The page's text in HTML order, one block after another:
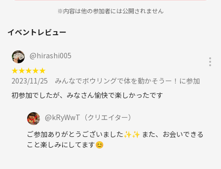
※内容は他の参加者には公開されません
イベントレビュー
@hirashi005
★★★★★
2023/11/25
みんなでボウリングで体を動かそうー！に参加
初参加でしたが、みなさん愉快で楽しかったです
@kRyWwT （クリエイター）
ご参加ありがとうございました✨✨ また、お会いできる
こと楽しみにしてます😊